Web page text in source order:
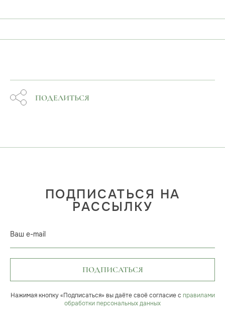
ПОДЕЛИТЬСЯ
ПОДПИСАТЬСЯ НА
РАССЫЛКУ
Ваш e-mail
ПОДПИСАТЬСЯ
Нажимая кнопку «Подписаться» вы даёте своё согласие с правилами
обработки персональных данных